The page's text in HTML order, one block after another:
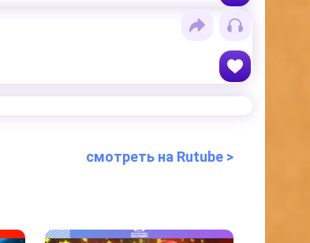
смотреть на Rutube >